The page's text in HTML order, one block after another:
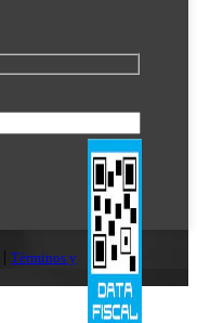
| Términos y